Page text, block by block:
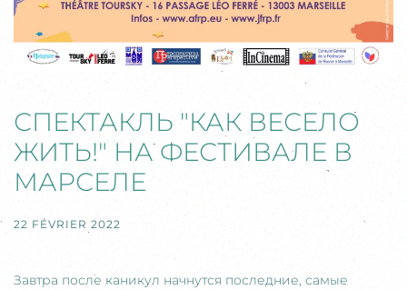
СПЕКТАКЛЬ "КАК ВЕСЕЛО
ЖИТЬ!" НА ФЕСТИВАЛЕ В
МАРСЕЛЕ
22 FÉVRIER 2022
Завтра после каникул начнутся последние, самые